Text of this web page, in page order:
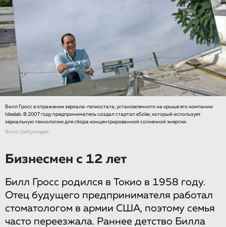
Билл Гросс в отражении зеркала-гелиостата, установленного на крыше его компании
Idealab. В 2007 году предприниматель создал стартап eSolar, который использует
зеркальную технологию для сбора концентрированной солнечной энергии.
Фото: Gettyimages
Бизнесмен с 12 лет
Билл Гросс родился в Токио в 1958 году.
Отец будущего предпринимателя работал
стоматологом в армии США, поэтому семья
часто переезжала. Раннее детство Билла